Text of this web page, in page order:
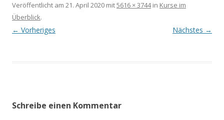
Veröffentlicht am 21. April 2020 mit5616 × 3744in Kurse im
Überblick.
← Vorheriges Nächstes →
Schreibe einen Kommentar